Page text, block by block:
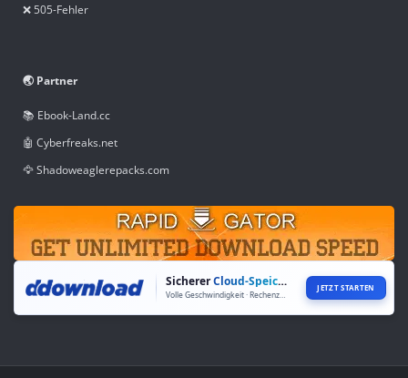
❌ 505-Fehler
🌏 Partner
📚 Ebook-Land.cc
🤖 Cyberfreaks.net
🦅 Shadoweaglerepacks.com
SichererCloud-Speicher JETZT STARTEN